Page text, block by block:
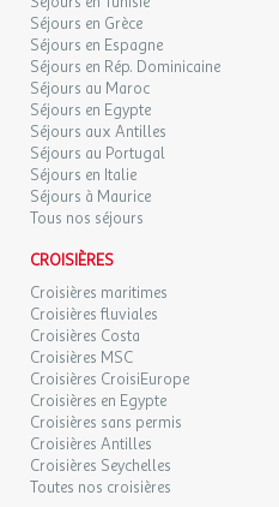
- Réveil musculaire
- Aquagym
- Beach-volley
- Padel tennis
- Aire de jeux
- Volley-ball
- Zumba
Et à proximité du site :
- Equitation
- Golf
- Accrobranche
- Paddle Board
- Kite surf
- Voile / Planche à voile
- sports nautiques
- Plongée
- Canoë Kayak
- Bateau à pédales
Séjours en Grèce
Séjours en Espagne
Séjours en Rép. Dominicaine
Séjours au Maroc
Séjours en Egypte
Séjours aux Antilles
Séjours au Portugal
Séjours en Italie
Séjours à Maurice
Tous nos séjours
CROISIÈRES
Croisières maritimes
Croisières fluviales
Croisières Costa
Croisières MSC
Croisières CroisiEurope
Croisières en Egypte
Croisières sans permis
Croisières Antilles
Croisières Seychelles
Toutes nos croisières